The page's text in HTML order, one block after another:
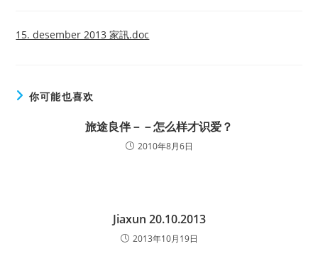
15. desember 2013 家訊.doc
你可能也喜欢
旅途良伴－－怎么样才识爱？
2010年8月6日
Jiaxun 20.10.2013
2013年10月19日